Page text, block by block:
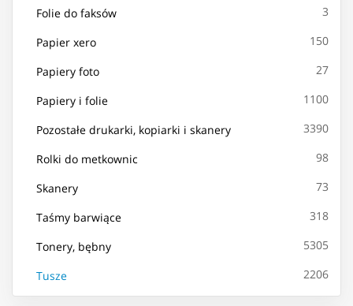
Folie do faksów 3
Papier xero 150
Papiery foto 27
Papiery i folie 1100
Pozostałe drukarki, kopiarki i skanery 3390
Rolki do metkownic 98
Skanery 73
Taśmy barwiące 318
Tonery, bębny 5305
Tusze 2206